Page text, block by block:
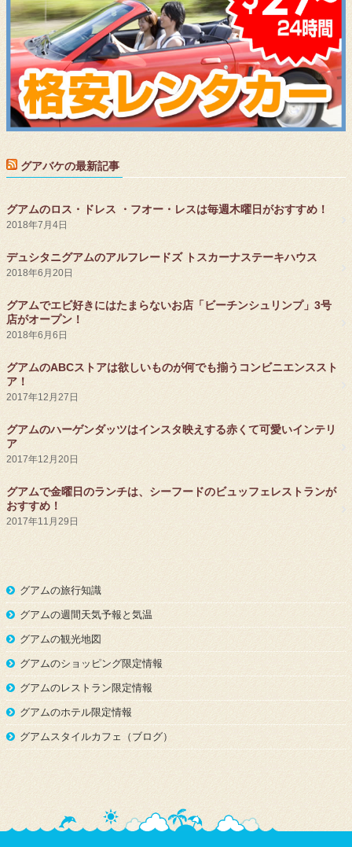
グアバケの最新記事
グアムのロス・ドレス ・フオー・レスは毎週木曜日がおすすめ！
2018年7月4日
デュシタニグアムのアルフレードズ トスカーナステーキハウス
2018年6月20日
グアムでエビ好きにはたまらないお店「ビーチンシュリンプ」3号
店がオープン！
2018年6月6日
グアムのABCストアは欲しいものが何でも揃うコンビニエンススト
ア！
2017年12月27日
グアムのハーゲンダッツはインスタ映えする赤くて可愛いインテリ
ア
2017年12月20日
グアムで金曜日のランチは、シーフードのビュッフェレストランが
おすすめ！
2017年11月29日
グアムの旅行知識
グアムの週間天気予報と気温
グアムの観光地図
グアムのショッピング限定情報
グアムのレストラン限定情報
グアムのホテル限定情報
グアムスタイルカフェ（ブログ）